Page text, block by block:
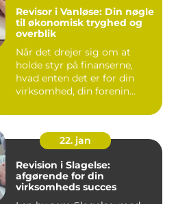
Revisor i Vanløse: Din nøgle
til økonomisk tryghed og
overblik
Når det drejer sig om at
holde styr på finanserne,
hvad enten det er for din
virksomhed, din forenin...
22. jan
Revision i Slagelse:
afgørende for din
virksomheds succes